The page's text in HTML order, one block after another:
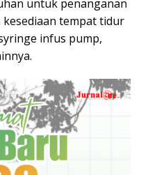
untuk penanganan
kesediaan tempat tidur
infus pump,